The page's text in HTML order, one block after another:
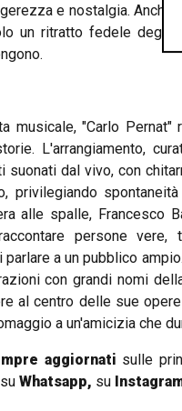
e nostalgia.
un ritratto fedele degli
musicale, "Carlo
L'arrangiamento,
suonati dal vivo, con
privilegiando
alle spalle, Francesco
persone vere,
parlare a un pubblico
con grandi nomi
al centro delle sue
a un'amicizia che
aggiornati sulle
Whatsapp, su